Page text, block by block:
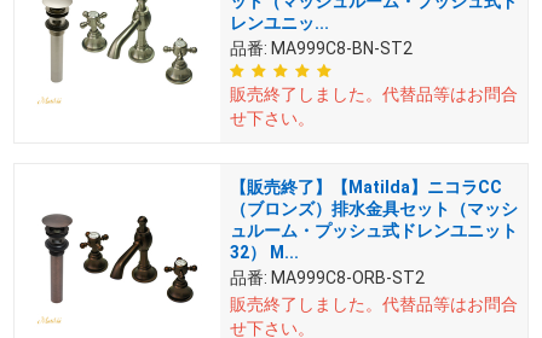
レンユニッ...
品番: MA999C8-BN-ST2
販売終了しました。 代替品等はお問合
せ下さい。
【販売終了】【Matilda】ニコラCC
（ブロンズ）排水金具セット（マッシ
ュルーム・プッシュ式ドレンユニット
32） M...
品番: MA999C8-ORB-ST2
販売終了しました。 代替品等はお問合
せ下さい。